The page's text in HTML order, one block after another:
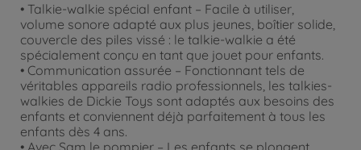
• Talkie-walkie spécial enfant – Facile à utiliser,
volume sonore adapté aux plus jeunes, boîtier solide,
couvercle des piles vissé : le talkie-walkie a été
spécialement conçu en tant que jouet pour enfants.
• Communication assurée – Fonctionnant tels de
véritables appareils radio professionnels, les talkies-
walkies de Dickie Toys sont adaptés aux besoins des
enfants et conviennent déjà parfaitement à tous les
enfants dès 4 ans.